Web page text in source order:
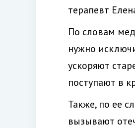
терапевт
По словам
нужно
ускоряют
поступают в
Также, по ее
вызывают